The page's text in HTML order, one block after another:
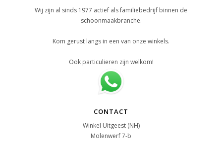
Wij zijn al sinds 1977 actief als familiebedrijf binnen de
schoonmaakbranche.
Kom gerust langs in een van onze winkels.
Ook particulieren zijn welkom!
CONTACT
Winkel Uitgeest (NH)
Molenwerf 7-b